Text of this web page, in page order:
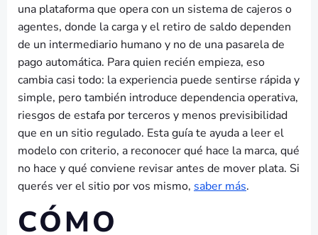
una plataforma que opera con un sistema de cajeros o
agentes, donde la carga y el retiro de saldo dependen
de un intermediario humano y no de una pasarela de
pago automática. Para quien recién empieza, eso
cambia casi todo: la experiencia puede sentirse rápida y
simple, pero también introduce dependencia operativa,
riesgos de estafa por terceros y menos previsibilidad
que en un sitio regulado. Esta guía te ayuda a leer el
modelo con criterio, a reconocer qué hace la marca, qué
no hace y qué conviene revisar antes de mover plata. Si
querés ver el sitio por vos mismo, saber más.
CÓMO